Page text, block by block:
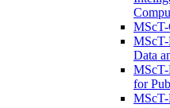
Data
for